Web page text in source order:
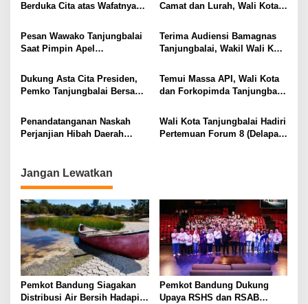
Berduka Cita atas Wafatnya
Ibunda Wali Kota
Tanjungbalai
Camat dan Lurah, Wali Kota
Sejumlah Point Penting Guna
Mensukseskan Visi
Tanjungbalai EMAS
Pesan Wawako Tanjungbalai
Saat Pimpin Apel
Semangat Pengabdian,
Solidaritas, dan Komitmen
Memberi Pelayanan Terbaik
Terima Audiensi Bamagnas
Tanjungbalai, Wakil Wali Kota
Tanjungbalai Mendukung
Kegiatan Keagamaan dan
Junjung Tinggi Toleransi
Dukung Asta Cita Presiden,
Pemko Tanjungbalai Bersama
Stakeholder Tanam Perdana
Bibit Kelapa dan Jagung di
Kelurahan Sei Raja
Temui Massa API, Wali Kota
dan Forkopimda Tanjungbalai
Bagi Forkopimda dan Akan
Selalu Berpihak Atas
Kepetingan Masyarakat
Penandatanganan Naskah
Perjanjian Hibah Daerah
Tanjungbalai Dengan BNN
Kota Tanjungbalai dan BPOM
Wali Kota Tanjungbalai Hadiri
Pertemuan Forum 8 (Delapan)
Jangan Lewatkan
Pemkot Bandung Siagakan
Distribusi Air Bersih Hadapi
Pemkot Bandung Dukung
Upaya RSHS dan RSAB